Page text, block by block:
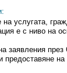
на услугата,
е с ниво на
заявления
предоставяне